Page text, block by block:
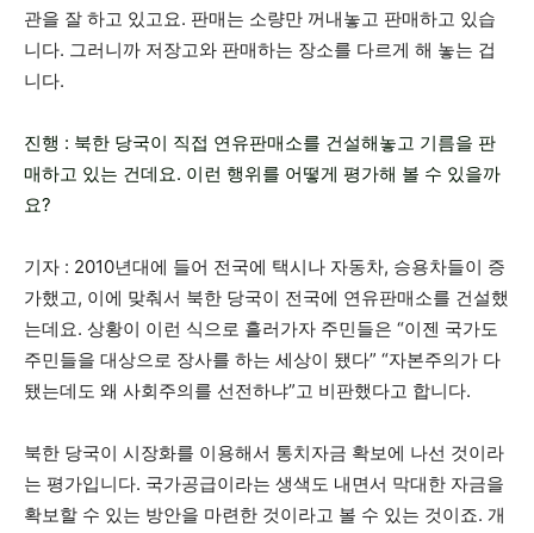
관을 잘 하고 있고요. 판매는 소량만 꺼내놓고 판매하고 있습
니다. 그러니까 저장고와 판매하는 장소를 다르게 해 놓는 겁
니다.
진행 : 북한 당국이 직접 연유판매소를 건설해놓고 기름을 판
매하고 있는 건데요. 이런 행위를 어떻게 평가해 볼 수 있을까
요?
기자 : 2010년대에 들어 전국에 택시나 자동차, 승용차들이 증
가했고, 이에 맞춰서 북한 당국이 전국에 연유판매소를 건설했
는데요. 상황이 이런 식으로 흘러가자 주민들은 “이젠 국가도
주민들을 대상으로 장사를 하는 세상이 됐다” “자본주의가 다
됐는데도 왜 사회주의를 선전하냐”고 비판했다고 합니다.
북한 당국이 시장화를 이용해서 통치자금 확보에 나선 것이라
는 평가입니다. 국가공급이라는 생색도 내면서 막대한 자금을
확보할 수 있는 방안을 마련한 것이라고 볼 수 있는 것이죠. 개